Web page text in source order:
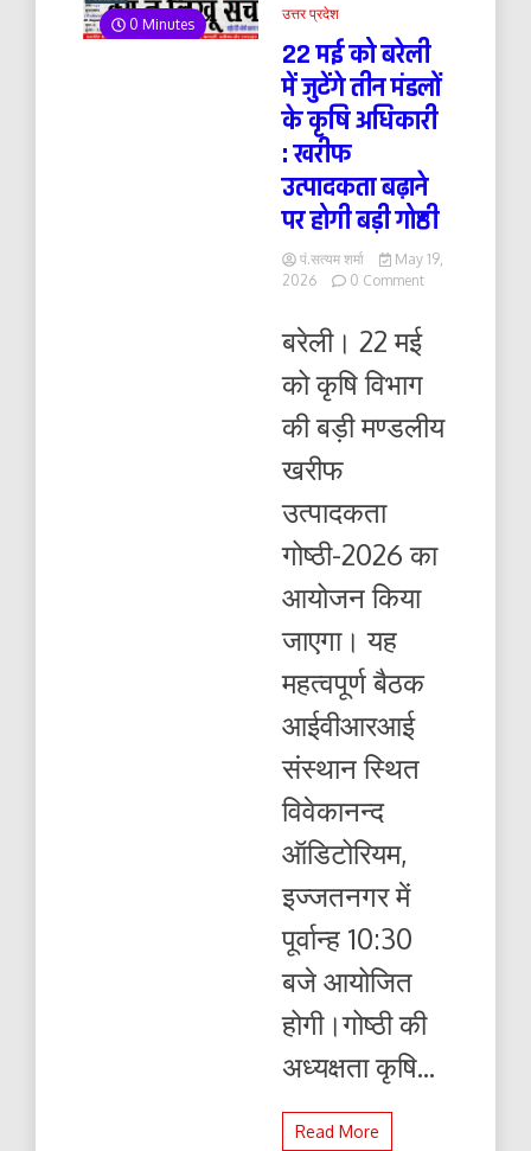
0 Minutes
उत्तर प्रदेश
22 मई को बरेली
में जुटेंगे तीन मंडलों
के कृषि अधिकारी
: खरीफ
उत्पादकता बढ़ाने
पर होगी बड़ी गोष्ठी
पं.सत्यम शर्मा
May 19,
2026
0 Commenton
तीन
खरीफ
गोष्ठी
बरेली। 22 मई
को कृषि विभाग
की बड़ी मण्डलीय
खरीफ
उत्पादकता
गोष्ठी-2026 का
आयोजन किया
जाएगा। यह
महत्वपूर्ण बैठक
आईवीआरआई
संस्थान स्थित
विवेकानन्द
ऑडिटोरियम,
इज्जतनगर में
पूर्वान्ह 10:30
बजे आयोजित
होगी।गोष्ठी की
अध्यक्षता कृषि...
Read More